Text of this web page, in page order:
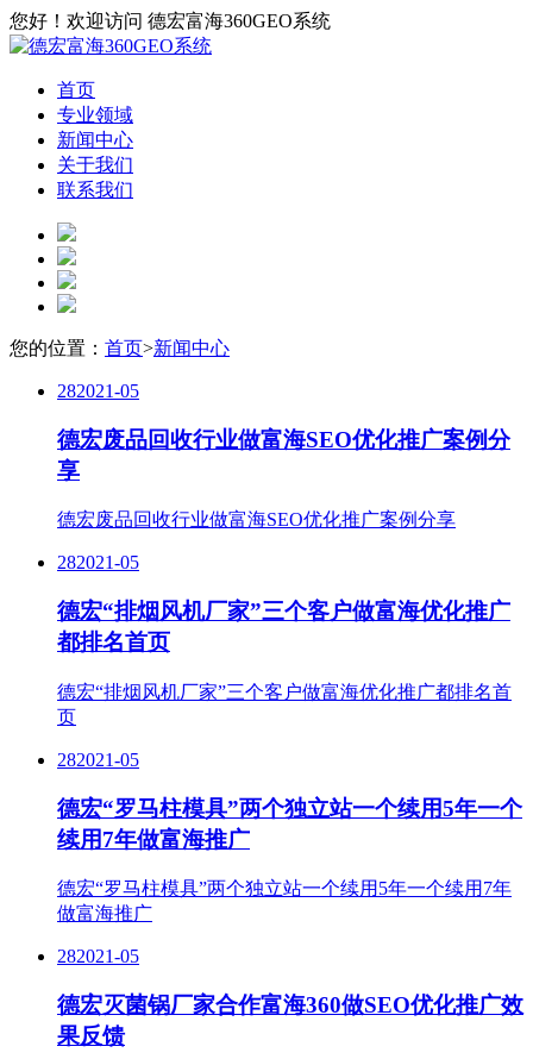
您好！欢迎访问 德宏富海360GEO系统
首页
专业领域
新闻中心
关于我们
联系我们
您的位置： 首页>新闻中心
282021-05
德宏废品回收行业做富海SEO优化推广案例分
享
德宏废品回收行业做富海SEO优化推广案例分享
282021-05
德宏“排烟风机厂家”三个客户做富海优化推广
都排名首页
德宏“排烟风机厂家”三个客户做富海优化推广都排名首
页
282021-05
德宏“罗马柱模具”两个独立站一个续用5年一个
续用7年做富海推广
德宏“罗马柱模具”两个独立站一个续用5年一个续用7年
做富海推广
282021-05
德宏灭菌锅厂家合作富海360做SEO优化推广效
果反馈